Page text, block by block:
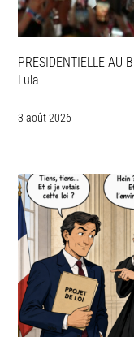
PRESIDENTIELLE AU
Lula
3 août 2026